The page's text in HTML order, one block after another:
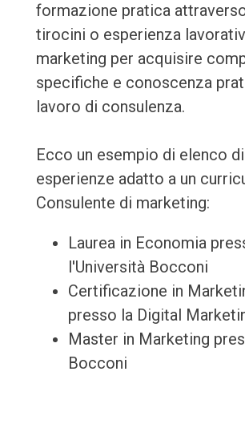
formazione pratica
tirocini o esperienza
marketing per acquisire
specifiche e conoscenza
lavoro di consulenza.
Ecco un esempio di elenco di
esperienze adatto a un
Consulente di marketing:
Laurea in Economia
l'Università Bocconi
Certificazione in
presso la Digital
Master in Marketing
Bocconi